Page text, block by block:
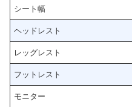
シート幅
ヘッドレスト
レッグレスト
フットレスト
モニター